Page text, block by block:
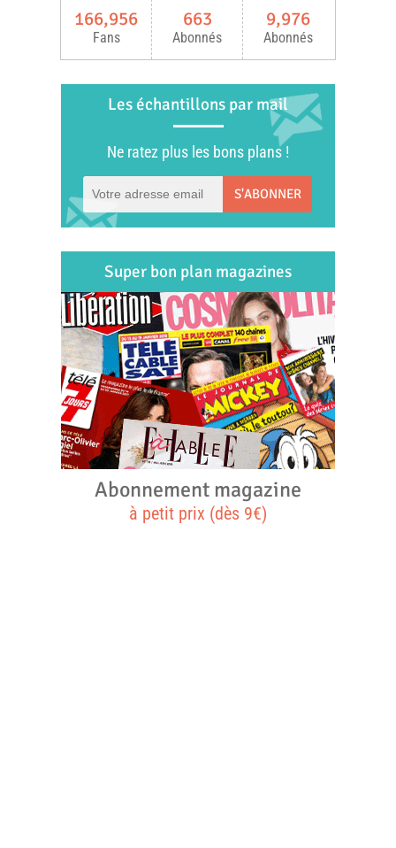
166,956
Fans
663
Abonnés
9,976
Abonnés
Les échantillons par mail
Ne ratez plus les bons plans !
S'ABONNER
Super bon plan magazines
Abonnement magazine
à petit prix (dès 9€)